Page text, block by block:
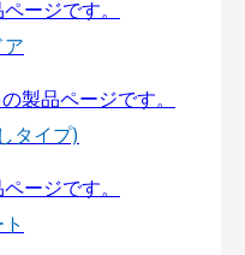
ア
タイプ)